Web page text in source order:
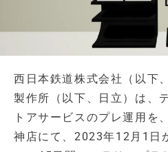
西日本鉄道株式会社（以下
製作所（以下、日立）は、
トアサービスのプレ運用を
神店にて、2023年12月1日